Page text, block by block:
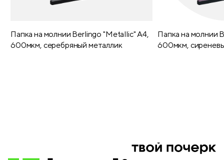
Папка на молнии Berlingo "Metallic" А4,
600мкм, серебряный металлик
Папка на молнии
600мкм,